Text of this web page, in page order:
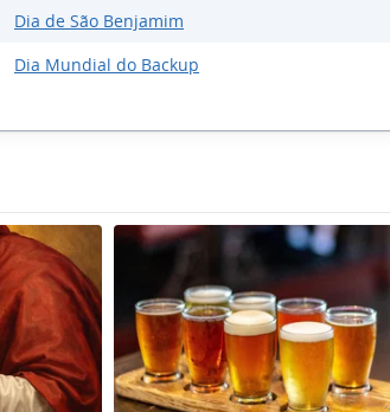
Dia de São Benjamim
Dia Mundial do Backup